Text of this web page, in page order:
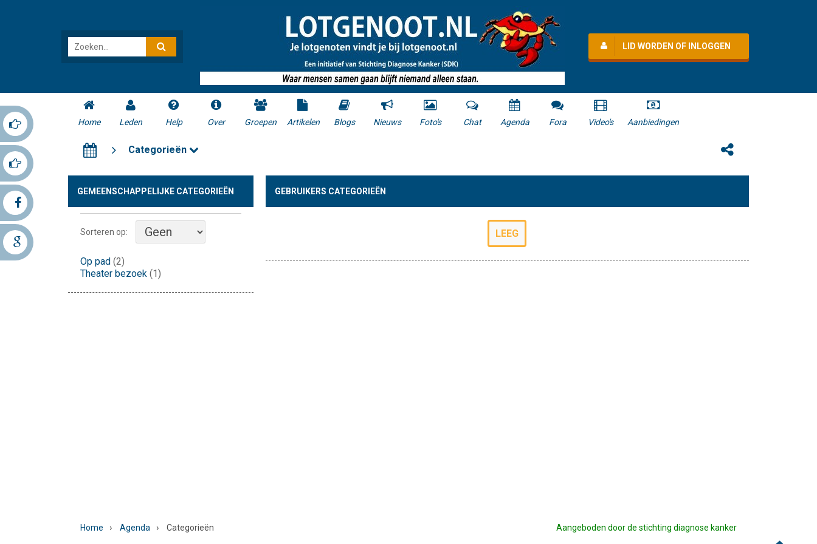
LID WORDEN OF INLOGGEN
Home Leden Help Over Groepen Artikelen Blogs Nieuws Foto's Chat Agenda Fora Video's Aanbiedingen
Categorieën
GEMEENSCHAPPELIJKE CATEGORIEËN
Sorteren op:
Op pad (2)
Theater bezoek (1)
GEBRUIKERS CATEGORIEËN
LEEG
Home › Agenda › Categorieën Aangeboden door de stichting diagnose kanker